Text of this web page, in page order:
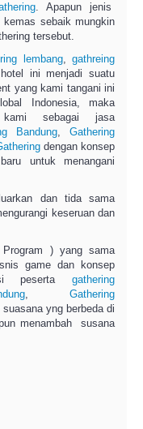
. Apapun jenis
sebaik mungkin
tersebut.
lembang, gathreing
ini menjadi suatu
yang kami tangani ini
Indonesia, maka
sebagai jasa
Bandung,Gathering
dengan konsep
untuk menangani
dan tida sama
keseruan dan
Program ) yang sama
game dan konsep
peserta gathering
,Gathering
yng berbeda di
menambah susana